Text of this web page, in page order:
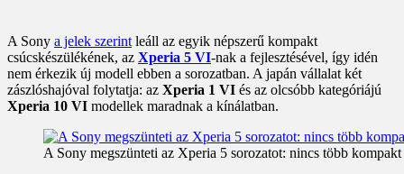
A Sony a jelek szerint leáll az egyik népszerű kompakt
csúcskészülékének, az Xperia 5 VI-nak a fejlesztésével, így idén
nem érkezik új modell ebben a sorozatban. A japán vállalat két
zászlóshajóval folytatja: az Xperia 1 VI és az olcsóbb kategóriájú
Xperia 10 VI modellek maradnak a kínálatban.
A Sony megszünteti az Xperia 5 sorozatot: nincs több kompakt